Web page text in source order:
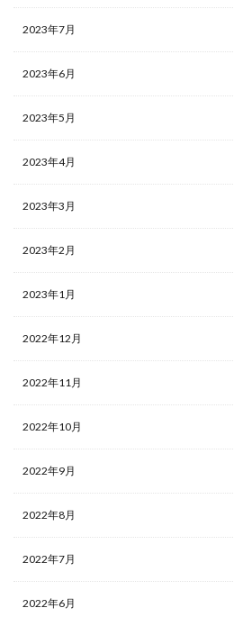
2023年7月
2023年6月
2023年5月
2023年4月
2023年3月
2023年2月
2023年1月
2022年12月
2022年11月
2022年10月
2022年9月
2022年8月
2022年7月
2022年6月